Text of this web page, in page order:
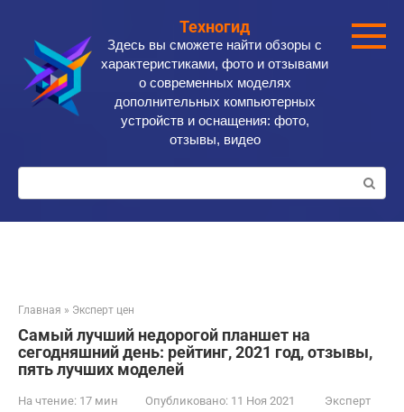
контенту
Техногид
Здесь вы сможете найти обзоры с
характеристиками, фото и отзывами
о современных моделях
дополнительных компьютерных
устройств и оснащения: фото,
отзывы, видео
Поиск:
Главная » Эксперт цен
Самый лучший недорогой планшет на
сегодняшний день: рейтинг, 2021 год, отзывы,
пять лучших моделей
На чтение: 17 мин Опубликовано: 11 Ноя 2021
Эксперт